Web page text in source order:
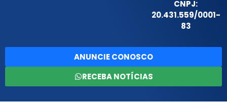
CNPJ:
20.431.559/0001-
83
ANUNCIE CONOSCO
RECEBA NOTÍCIAS